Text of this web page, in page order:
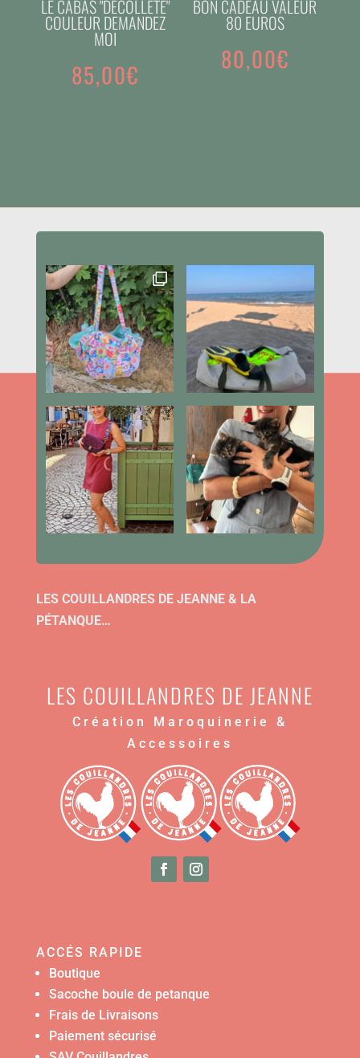
LE CABAS "DÉCOLLETÉ"
COULEUR DEMANDEZ
MOI
85,00€
BON CADEAU VALEUR
80 EUROS
80,00€
LES COUILLANDRES DE JEANNE & LA
PÉTANQUE…
LES COUILLANDRES DE JEANNE
Création Maroquinerie &
Accessoires
ACCÉS RAPIDE
Boutique
Sacoche boule de petanque
Frais de Livraisons
Paiement sécurisé